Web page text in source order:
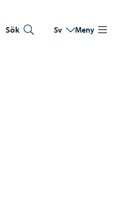
Sök Byt språk
Nuvarande språk:
Sv Meny